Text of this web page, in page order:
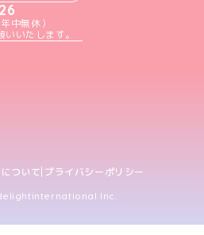
中無休）
いいたします。
ついて プライバシーポリシー
Inc.